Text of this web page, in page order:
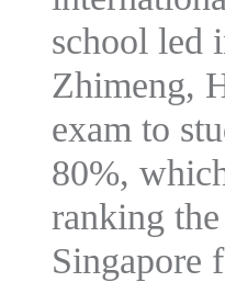
school led
Zhimeng,
exam to
80%,
ranking
Singapore